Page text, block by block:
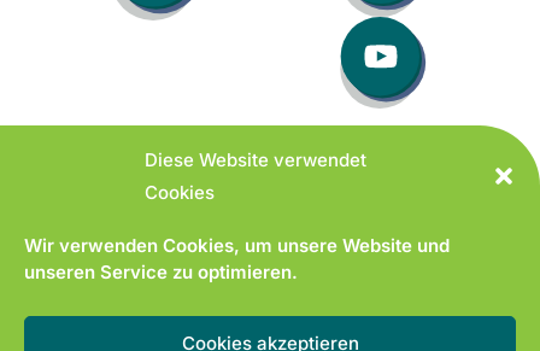
Diese Website verwendet
Cookies
Wir verwenden Cookies, um unsere Website und
unseren Service zu optimieren.
Cookies akzeptieren
© 2026 hrnatives GmbH
Lange Str. 43 | 32139 Spenge